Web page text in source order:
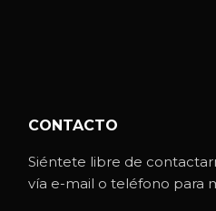
CONTACTO
Siéntete libre de
vía e-mail o teléfono para